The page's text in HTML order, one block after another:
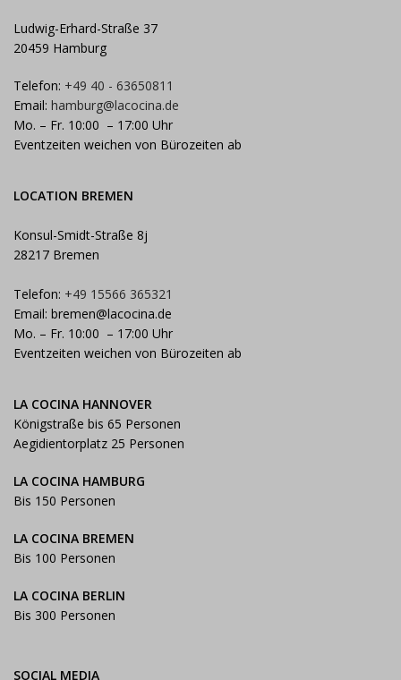
Ludwig-Erhard-Straße 37
20459 Hamburg
Telefon: +49 40 - 63650811
Email: hamburg@lacocina.de
Mo. – Fr. 10:00 – 17:00 Uhr
Eventzeiten weichen von Bürozeiten ab
LOCATION BREMEN
Konsul-Smidt-Straße 8j
28217 Bremen
Telefon: +49 15566 365321
Email: bremen@lacocina.de
Mo. – Fr. 10:00 – 17:00 Uhr
Eventzeiten weichen von Bürozeiten ab
LA COCINA HANNOVER
Königstraße bis 65 Personen
Aegidientorplatz 25 Personen
LA COCINA HAMBURG
Bis 150 Personen
LA COCINA BREMEN
Bis 100 Personen
LA COCINA BERLIN
Bis 300 Personen
SOCIAL MEDIA